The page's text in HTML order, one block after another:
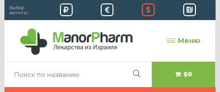
Выбор
валюты:
Меню
$0